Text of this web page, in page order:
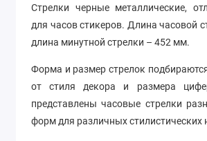
Стрелки черные металлические,
для часов стикеров. Длина часовой
длина минутной стрелки – 452 мм.
Форма и размер стрелок
от стиля декора и размера
представлены часовые стрелки
форм для различных стилистических